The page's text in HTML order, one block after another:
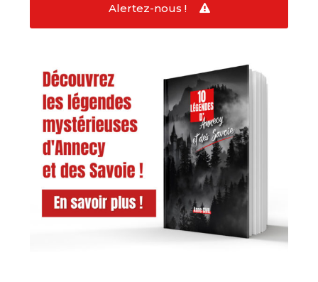
Alertez-nous !